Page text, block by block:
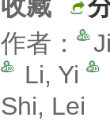
收藏
作者：
Li, Yi
Shi, Lei